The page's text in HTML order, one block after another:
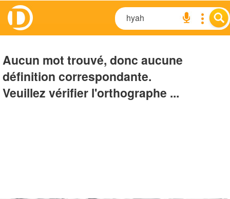
Aucun mot trouvé, donc aucune
définition correspondante.
Veuillez vérifier l'orthographe ...